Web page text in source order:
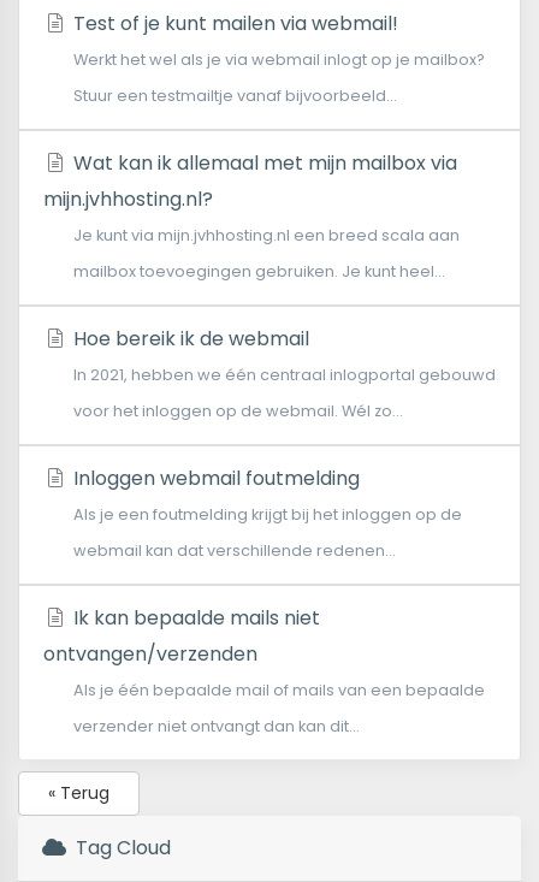
Test of je kunt mailen via webmail!
Werkt het wel als je via webmail inlogt op je mailbox?
Stuur een testmailtje vanaf bijvoorbeeld...
Wat kan ik allemaal met mijn mailbox via
mijn.jvhhosting.nl?
Je kunt via mijn.jvhhosting.nl een breed scala aan
mailbox toevoegingen gebruiken. Je kunt heel...
Hoe bereik ik de webmail
In 2021, hebben we één centraal inlogportal gebouwd
voor het inloggen op de webmail. Wél zo...
Inloggen webmail foutmelding
Als je een foutmelding krijgt bij het inloggen op de
webmail kan dat verschillende redenen...
Ik kan bepaalde mails niet
ontvangen/verzenden
Als je één bepaalde mail of mails van een bepaalde
verzender niet ontvangt dan kan dit...
« Terug
Tag Cloud